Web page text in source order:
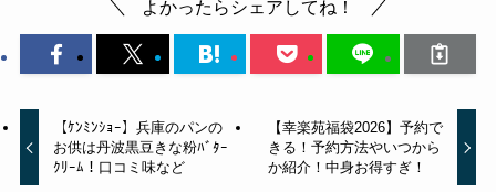
よかったらシェアしてね！
【ｹﾝﾐﾝｼｮｰ】兵庫のパンの
お供は丹波黒豆きな粉ﾊﾞﾀｰ
ｸﾘｰﾑ！口コミ味など
【幸楽苑福袋2026】予約で
きる！予約方法やいつから
か紹介！中身お得すぎ！